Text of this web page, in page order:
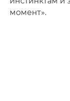
момент».